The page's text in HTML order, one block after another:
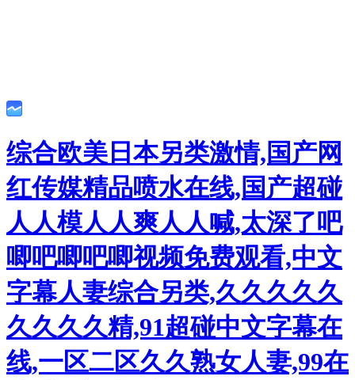
综合欧美日本另类激情,国产网
红传媒精品喷水在线,国产超碰
人人模人人爽人人喊,太深了吧
唧吧唧吧唧视频免费观看,中文
字幕人妻综合另类,久久久久久
久久久久精,91超碰中文字幕在
线,一区二区久久熟女人妻,99在